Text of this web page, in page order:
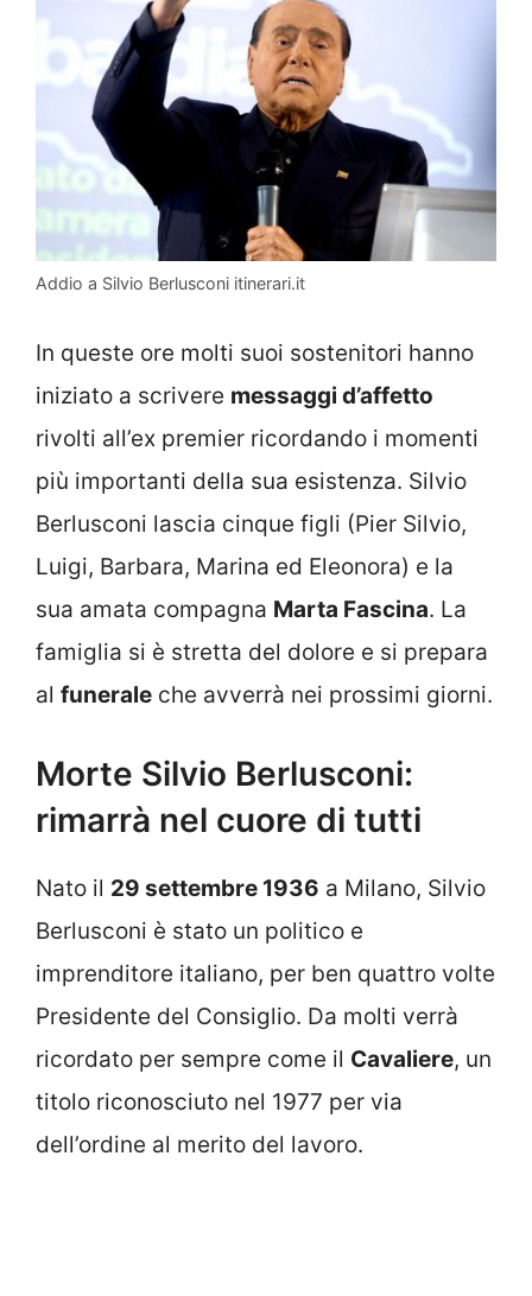
Addio a Silvio Berlusconi itinerari.it
In queste ore molti suoi sostenitori hanno
iniziato a scrivere messaggi d’affetto
rivolti all’ex premier ricordando i momenti
più importanti della sua esistenza. Silvio
Berlusconi lascia cinque figli (Pier Silvio,
Luigi, Barbara, Marina ed Eleonora) e la
sua amata compagna Marta Fascina. La
famiglia si è stretta del dolore e si prepara
al funerale che avverrà nei prossimi giorni.
Morte Silvio Berlusconi:
rimarrà nel cuore di tutti
Nato il 29 settembre 1936 a Milano, Silvio
Berlusconi è stato un politico e
imprenditore italiano, per ben quattro volte
Presidente del Consiglio. Da molti verrà
ricordato per sempre come il Cavaliere, un
titolo riconosciuto nel 1977 per via
dell’ordine al merito del lavoro.